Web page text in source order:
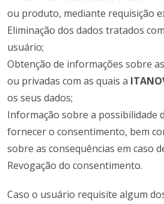
ou produto, mediante requisição
Eliminação dos dados tratados
usuário;
Obtenção de informações sobre
ou privadas com as quais a
os seus dados;
Informação sobre a possibilidade
fornecer o consentimento, bem
sobre as consequências em caso
Revogação do consentimento.
Caso o usuário requisite algum